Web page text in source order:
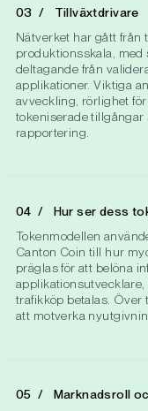
Tillväxtdrivare
Nätverket har gått från
produktionsskala,
deltagande från
applikationer. Viktiga
avveckling, rörlighet
tokeniserade tillgångar
rapportering.
Hur ser dess
Tokenmodellen
Canton Coin till hur
präglas för att belöna
trafikköp betalas. Över
att motverka
Marknadsroll